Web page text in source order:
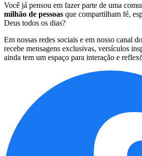
Você já pensou em fazer parte de uma
milhão de pessoas que compartilham fé,
Deus todos os dias?
Em nossas redes sociais e em nosso canal
recebe mensagens exclusivas, versículos
ainda tem um espaço para interação e